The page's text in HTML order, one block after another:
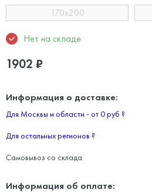
170x200
Нет на складе
1902 ₽
Информация о доставке:
Для Москвы и области - от 0 руб ?
Для остальных регионов ?
Самовывоз со склада
Информация об оплате: